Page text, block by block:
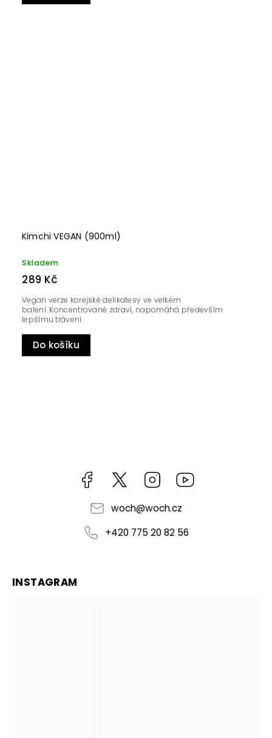
Kimchi VEGAN (900ml)
Skladem
289 Kč
Do košíku
Vegan verze korejské delikatesy ve velkém
balení. Koncentrované zdraví, napomáhá především
lepšímu trávení.
Facebook https://twitter.com/worldofchilli
Instagram
woch@woch.cz
+420 775 20 82 56
INSTAGRAM